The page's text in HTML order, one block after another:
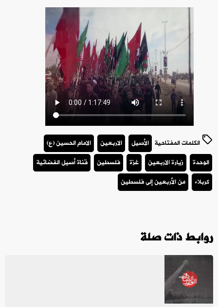
الكلمات المفتاحية الأصيل الاربعين
الامام الحسين (ع)
الوحدة
زيارة الاربعين غزة فلسطين
قناة أصيل الفضائية
كربلاء
من الأربعين إلى فلسطين
روابط ذات صلة